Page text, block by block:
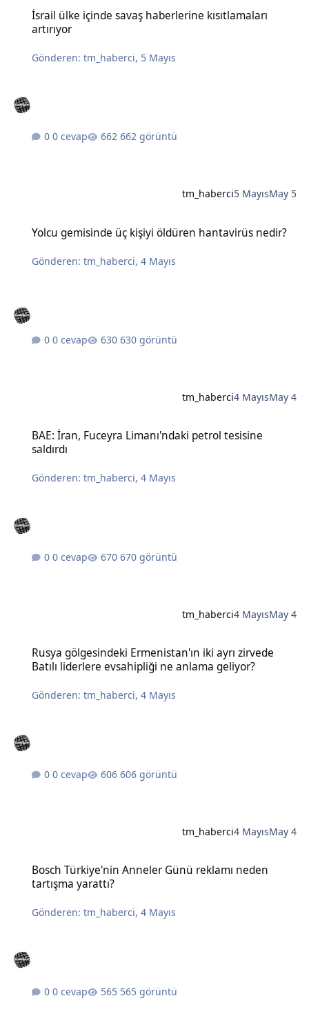
İsrail ülke içinde savaş haberlerine kısıtlamaları
artırıyor
Gönderen:tm_haberci, 5 Mayıs
0 cevap 662 görüntü
tm_haberci5 MayısMay 5
Yolcu gemisinde üç kişiyi öldüren hantavirüs nedir?
Gönderen:tm_haberci,4 Mayıs
0 cevap 630 görüntü
tm_haberci4 MayısMay 4
BAE: İran, Fuceyra Limanı'ndaki petrol tesisine
saldırdı
Gönderen:tm_haberci,4 Mayıs
0 cevap 670 görüntü
tm_haberci4 MayısMay 4
Rusya gölgesindeki Ermenistan'ın iki ayrı zirvede
Batılı liderlere evsahipliği ne anlama geliyor?
Gönderen:tm_haberci,4 Mayıs
0 cevap 606 görüntü
tm_haberci4 MayısMay 4
Bosch Türkiye'nin Anneler Günü reklamı neden
tartışma yarattı?
Gönderen:tm_haberci,4 Mayıs
0 cevap 565 görüntü